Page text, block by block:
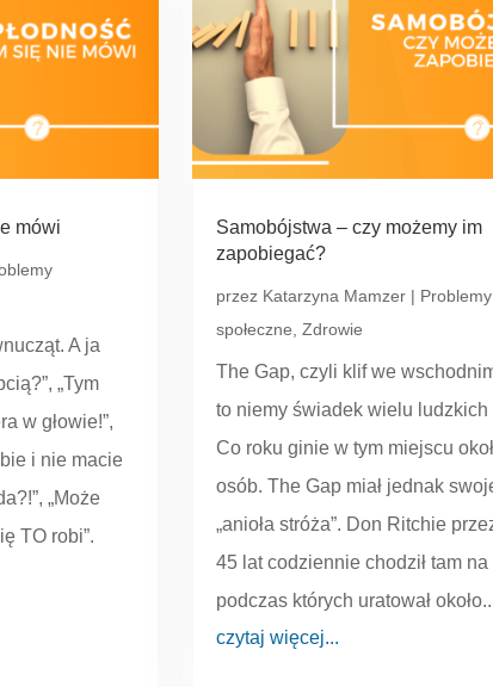
mówi
A ja
„Tym
w głowie!”,
i nie macie
„Może
TO robi”.
Samobójstwa – czy możemy im
zapobiegać?
przez Katarzyna Mamzer | Problemy
społeczne ,Zdrowie
The Gap, czyli klif we
to niemy świadek wielu ludzkich
Co roku ginie w tym miejscu
osób. The Gap miał jednak
„anioła stróża”. Don Ritchie
45 lat codziennie chodził tam na
podczas których uratował
czytaj więcej...